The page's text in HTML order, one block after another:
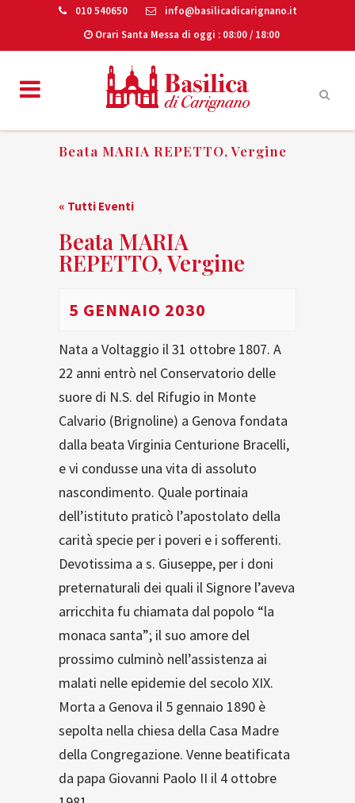
010 540650
info@basilicadicarignano.it
Orari Santa Messa di oggi : 08:00 / 18:00
Beata MARIA REPETTO, Vergine
« Tutti Eventi
Beata MARIA
REPETTO, Vergine
5 GENNAIO 2030
Nata a Voltaggio il 31 ottobre 1807. A
22 anni entrò nel Conservatorio delle
suore di N.S. del Rifugio in Monte
Calvario (Brignoline) a Genova fondata
dalla beata Virginia Centurione Bracelli,
e vi condusse una vita di assoluto
nascondimento. Quale portinaia
dell’istituto praticò l’apostolato della
carità specie per i poveri e i sofferenti.
Devotissima a s. Giuseppe, per i doni
preternaturali dei quali il Signore l’aveva
arricchita fu chiamata dal popolo “la
monaca santa”; il suo amore del
prossimo culminò nell’assistenza ai
malati nelle epidemie del secolo XIX.
Morta a Genova il 5 gennaio 1890 è
sepolta nella chiesa della Casa Madre
della Congregazione. Venne beatificata
da papa Giovanni Paolo II il 4 ottobre